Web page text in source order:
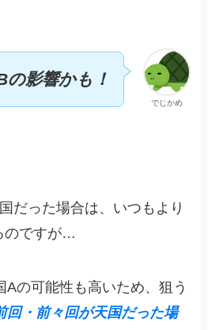
でじかめ
の影響かも！
だった場合は、いつもより
のですが…
Aの可能性も高いため、狙う
回・前々回が天国だった場